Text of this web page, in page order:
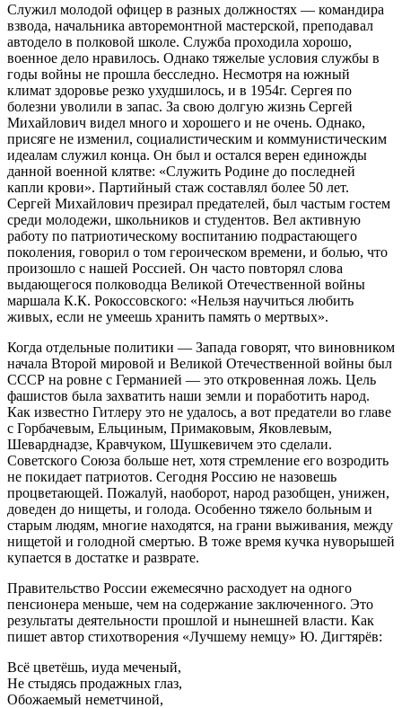
Служил молодой офицер в разных должностях — командира
взвода, начальника авторемонтной мастерской, преподавал
автодело в полковой школе. Служба проходила хорошо,
военное дело нравилось. Однако тяжелые условия службы в
годы войны не прошла бесследно. Несмотря на южный
климат здоровье резко ухудшилось, и в 1954г. Сергея по
болезни уволили в запас. За свою долгую жизнь Сергей
Михайлович видел много и хорошего и не очень. Однако,
присяге не изменил, социалистическим и коммунистическим
идеалам служил конца. Он был и остался верен единожды
данной военной клятве: «Служить Родине до последней
капли крови». Партийный стаж составлял более 50 лет.
Сергей Михайлович презирал предателей, был частым гостем
среди молодежи, школьников и студентов. Вел активную
работу по патриотическому воспитанию подрастающего
поколения, говорил о том героическом времени, и болью, что
произошло с нашей Россией. Он часто повторял слова
выдающегося полководца Великой Отечественной войны
маршала К.К. Рокоссовского: «Нельзя научиться любить
живых, если не умеешь хранить память о мертвых».
Когда отдельные политики — Запада говорят, что виновником
начала Второй мировой и Великой Отечественной войны был
СССР на ровне с Германией — это откровенная ложь. Цель
фашистов была захватить наши земли и поработить народ.
Как известно Гитлеру это не удалось, а вот предатели во главе
с Горбачевым, Ельциным, Примаковым, Яковлевым,
Шеварднадзе, Кравчуком, Шушкевичем это сделали.
Советского Союза больше нет, хотя стремление его возродить
не покидает патриотов. Сегодня Россию не назовешь
процветающей. Пожалуй, наоборот, народ разобщен, унижен,
доведен до нищеты, и голода. Особенно тяжело больным и
старым людям, многие находятся, на грани выживания, между
нищетой и голодной смертью. В тоже время кучка нуворышей
купается в достатке и разврате.
Правительство России ежемесячно расходует на одного
пенсионера меньше, чем на содержание заключенного. Это
результаты деятельности прошлой и нынешней власти. Как
пишет автор стихотворения «Лучшему немцу» Ю. Дигтярёв:
Всё цветёшь, иуда меченый,
Не стыдясь продажных глаз,
Обожаемый неметчиной,